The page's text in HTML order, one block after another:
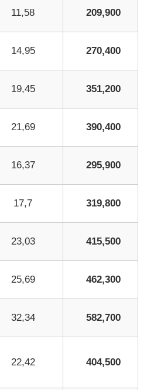
11,58 209,900
14,95 270,400
19,45 351,200
21,69 390,400
16,37 295,900
17,7 319,800
23,03 415,500
25,69 462,300
32,34 582,700
22,42 404,500